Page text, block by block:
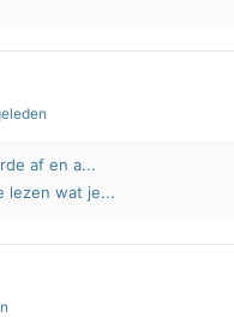
af en a...
lezen wat je...